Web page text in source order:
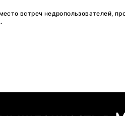
встреч недропользователей,